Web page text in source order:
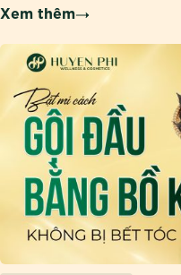
Xem thêm